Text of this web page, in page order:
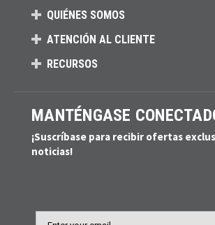
QUIÉNES SOMOS
ATENCIÓN AL CLIENTE
RECURSOS
MANTÉNGASE
¡Suscríbase para recibir ofertas
noticias!